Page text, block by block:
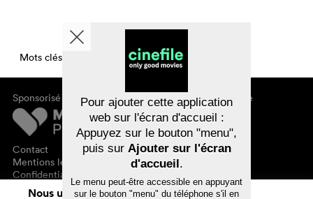
Mots clés CinemaCinemasPerDay
Sponsorisé par
Contact
Mentions légales
Confidentialité des données
À propos de cinefile
S'inscrire/s'abonner
Newsletter
FAQ
Bons-cadeaux
Nous utilisons des cookies. En naviguant
Pour ajouter cette application
web sur l'écran d'accueil :
Appuyez sur le bouton "menu",
puis sur Ajouter sur l'écran
d'accueil.
Le menu peut-être accessible en appuyant
sur le bouton "menu" du téléphone s'il en